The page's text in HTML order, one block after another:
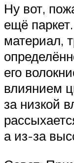
Ну вот,
ещё
материал,
его
влиянием
за низкой
а из-за